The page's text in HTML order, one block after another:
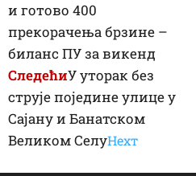
и готово 400
прекорачења брзине –
биланс ПУ за викенд
СледећиУ уторак без
струје поједине улице у
Сајану и Банатском
Великом СелуНеxт